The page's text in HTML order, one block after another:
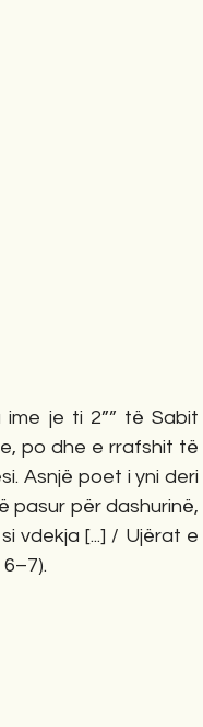
ime je ti 2”” të Sabit
po dhe e rrafshit të
Asnjë poet i yni deri
pasur për dashurinë,
vdekja [...] / Ujërat e